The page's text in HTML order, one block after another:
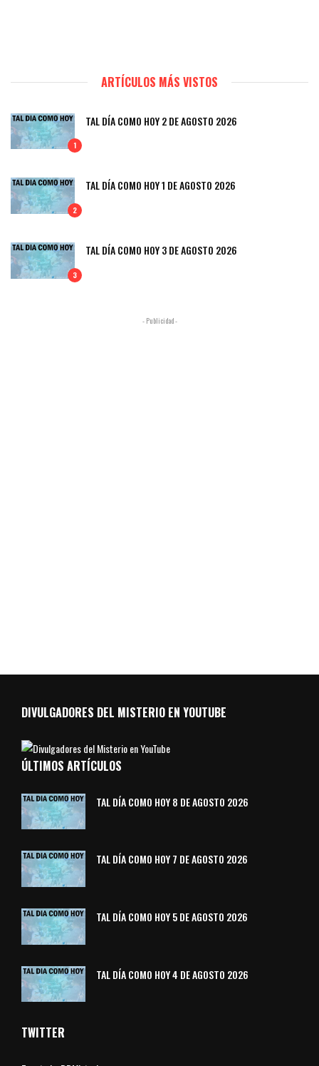
ARTÍCULOS MÁS VISTOS
1
TAL DÍA COMO HOY 2 DE AGOSTO 2026
2
TAL DÍA COMO HOY 1 DE AGOSTO 2026
3
TAL DÍA COMO HOY 3 DE AGOSTO 2026
- Publicidad -
DIVULGADORES DEL MISTERIO EN YOUTUBE
ÚLTIMOS ARTÍCULOS
TAL DÍA COMO HOY 8 DE AGOSTO 2026
TAL DÍA COMO HOY 7 DE AGOSTO 2026
TAL DÍA COMO HOY 5 DE AGOSTO 2026
TAL DÍA COMO HOY 4 DE AGOSTO 2026
TWITTER